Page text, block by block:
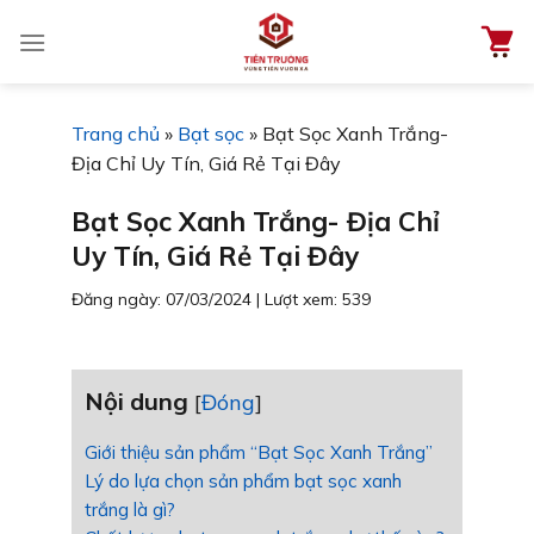
đến
Trang chủ » Bạt sọc » Bạt Sọc Xanh Trắng-
Địa Chỉ Uy Tín, Giá Rẻ Tại Đây
Bạt Sọc Xanh Trắng- Địa Chỉ
Uy Tín, Giá Rẻ Tại Đây
Đăng ngày: 07/03/2024 | Lượt xem: 539
Nội dung [Đóng]
Giới thiệu sản phẩm “Bạt Sọc Xanh Trắng”
Lý do lựa chọn sản phẩm bạt sọc xanh
trắng là gì?